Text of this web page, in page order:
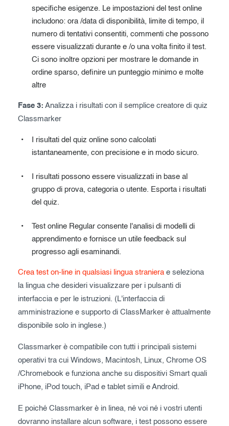
specifiche esigenze. Le impostazioni del test online
includono: ora /data di disponibilità, limite di tempo, il
numero di tentativi consentiti, commenti che possono
essere visualizzati durante e /o una volta finito il test.
Ci sono inoltre opzioni per mostrare le domande in
ordine sparso, definire un punteggio minimo e molte
altre
Fase 3: Analizza i risultati con il semplice creatore di quiz
Classmarker
I risultati del quiz online sono calcolati
istantaneamente, con precisione e in modo sicuro.
I risultati possono essere visualizzati in base al
gruppo di prova, categoria o utente. Esporta i risultati
del quiz.
Test online Regular consente l'analisi di modelli di
apprendimento e fornisce un utile feedback sul
progresso agli esaminandi.
Crea test on-line in qualsiasi lingua straniera e seleziona
la lingua che desideri visualizzare per i pulsanti di
interfaccia e per le istruzioni. (L'interfaccia di
amministrazione e supporto di ClassMarker è attualmente
disponibile solo in inglese.)
Classmarker è compatibile con tutti i principali sistemi
operativi tra cui Windows, Macintosh, Linux, Chrome OS
/Chromebook e funziona anche su dispositivi Smart quali
iPhone, iPod touch, iPad e tablet simili e Android.
E poiché Classmarker è in linea, né voi né i vostri utenti
dovranno installare alcun software, i test possono essere